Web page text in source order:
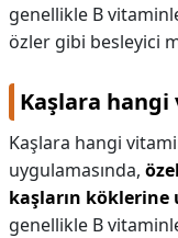
genellikle B
özler gibi besleyici
Kaşlara
Kaşlara hangi
uygulamasında,
kaşların köklerine
genellikle B